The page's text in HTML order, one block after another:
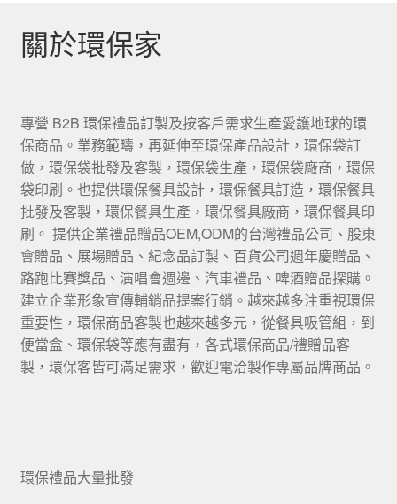
關於環保家
專營 B2B 環保禮品訂製及按客戶需求生產愛護地球的環
保商品。業務範疇，再延伸至環保產品設計，環保袋訂
做，環保袋批發及客製，環保袋生產，環保袋廠商，環保
袋印刷。也提供環保餐具設計，環保餐具訂造，環保餐具
批發及客製，環保餐具生產，環保餐具廠商，環保餐具印
刷。 提供企業禮品贈品OEM,ODM的台灣禮品公司、股東
會贈品、展場贈品、紀念品訂製、百貨公司週年慶贈品、
路跑比賽獎品、演唱會週邊、汽車禮品、啤酒贈品探購。
建立企業形象宣傳輔銷品提案行銷。越來越多注重視環保
重要性，環保商品客製也越來越多元，從餐具吸管組，到
便當盒、環保袋等應有盡有，各式環保商品/禮贈品客
製，環保客皆可滿足需求，歡迎電洽製作專屬品牌商品。
環保禮品大量批發